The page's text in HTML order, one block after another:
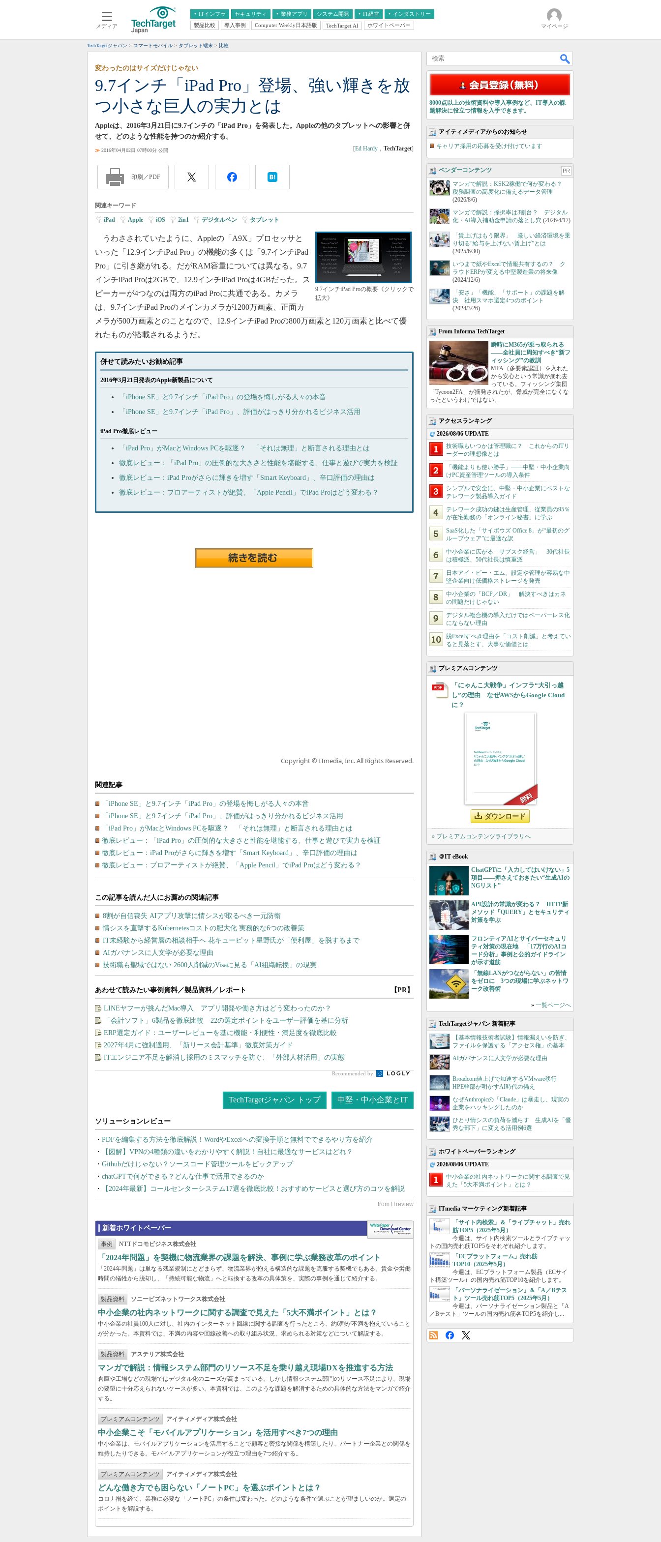
メディア
ITインフラ
クラウド
スマートモバイル
ネットワーク
システム運用管理
セキュリティ 業務アプリ
エンタープライズAI
ERP
CX
情報系システム
システム開発 IT経営
経営とIT
インダストリー
医療IT
製品比較 導入事例 Computer Weekly日本語版 TechTarget.AI ホワイトペーパー マイページ
TechTargetジャパン スマートモバイル タブレット端末 比較
9.7インチ「iPad Pro」登場、強い輝きを放
つ小さな巨人の実力とは
変わったのはサイズだけじゃない
Appleは、2016年3月21日に9.7インチの「iPad Pro」を発表した。Appleの他のタブレットへの影響と併
せて、どのような性能を持つのか紹介する。
≫ 2016年04月02日 07時00分 公開 [Ed Hardy ， TechTarget]
印刷／PDF
関連キーワード
iPad Apple iOS 2in1 デジタルペン タブレット
9.7インチiPad Proの概要《クリックで
拡大》
うわさされていたように、Appleの「A9X」プロセッサと
いった「12.9インチiPad Pro」の機能の多くは「9.7インチiPad
Pro」に引き継がれる。だがRAM容量については異なる。9.7
インチiPad Proは2GBで、12.9インチiPad Proは4GBだった。ス
ピーカーが4つなのは両方のiPad Proに共通である。カメラ
は、9.7インチiPad Proのメインカメラが1200万画素、正面カ
メラが500万画素とのことなので、12.9インチiPad Proの800万画素と120万画素と比べて優
れたものが搭載されるようだ。
併せて読みたいお勧め記事
2016年3月21日発表のApple新製品について
「iPhone SE」と9.7インチ「iPad Pro」の登場を悔しがる人々の本音
「iPhone SE」と9.7インチ「iPad Pro」、評価がはっきり分かれるビジネス活用
iPad Pro徹底レビュー
「iPad Pro」がMacとWindows PCを駆逐？ 「それは無理」と断言される理由とは
徹底レビュー：「iPad Pro」の圧倒的な大きさと性能を堪能する、仕事と遊びで実力を検証
徹底レビュー：iPad Proがさらに輝きを増す「Smart Keyboard」、辛口評価の理由は
徹底レビュー：プロアーティストが絶賛、「Apple Pencil」でiPad Proはどう変わる？
Copyright © ITmedia, Inc. All Rights Reserved.
関連記事
「iPhone SE」と9.7インチ「iPad Pro」の登場を悔しがる人々の本音
「iPhone SE」と9.7インチ「iPad Pro」、評価がはっきり分かれるビジネス活用
「iPad Pro」がMacとWindows PCを駆逐？ 「それは無理」と断言される理由とは
徹底レビュー：「iPad Pro」の圧倒的な大きさと性能を堪能する、仕事と遊びで実力を検証
徹底レビュー：iPad Proがさらに輝きを増す「Smart Keyboard」、辛口評価の理由は
徹底レビュー：プロアーティストが絶賛、「Apple Pencil」でiPad Proはどう変わる？
あわせて読みたい事例資料／製品資料／レポート 【PR】
LINEヤフーが挑んだMac導入 アプリ開発や働き方はどう変わったのか？
「会計ソフト」6製品を徹底比較 22の選定ポイントをユーザー評価を基に分析
ERP選定ガイド：ユーザーレビューを基に機能・利便性・満足度を徹底比較
2027年4月に強制適用、「新リース会計基準」徹底対策ガイド
ITエンジニア不足を解消し採用のミスマッチを防ぐ、「外部人材活用」の実態
Recommended by
TechTargetジャパン トップ 中堅・中小企業とIT
PDFを編集する方法を徹底解説！WordやExcelへの変換手順と無料でできるやり方を紹介
【図解】VPNの4種類の違いをわかりやすく解説！自社に最適なサービスはどれ？
Githubだけじゃない？ソースコード管理ツールをピックアップ
chatGPTで何ができる？どんな仕事で活用できるのか
【2024年最新】コールセンターシステム17選を徹底比較！おすすめサービスと選び方のコツを解説
新着ホワイトペーパー
事例 NTTドコモビジネス株式会社
「2024年問題」を契機に物流業界の課題を解決、事例に学ぶ業務改革のポイント
「2024年問題」は単なる残業規制にとどまらず、物流業界が抱える構造的な課題を克服する契機でもある。賃金や労働
時間の犠牲から脱却し、「持続可能な物流」へと転換する改革の具体策を、実際の事例を通じて紹介する。
製品資料 ソニービズネットワークス株式会社
中小企業の社内ネットワークに関する調査で見えた「5大不満ポイント」とは？
中小企業の社員100人に対し、社内のインターネット回線に関する調査を行ったところ、約6割が不満を抱えていること
が分かった。本資料では、不満の内容や回線改善への取り組み状況、求められる対策などについて解説する。
製品資料 アステリア株式会社
マンガで解説：情報システム部門のリソース不足を乗り越え現場DXを推進する方法
倉庫や工場などの現場ではデジタル化のニーズが高まっている。しかし情報システム部門のリソース不足により、現場
の要望に十分応えられないケースが多い。本資料では、このような課題を解消するための具体的な方法をマンガで紹介
する。
プレミアムコンテンツ アイティメディア株式会社
中小企業こそ「モバイルアプリケーション」を活用すべき7つの理由
中小企業は、モバイルアプリケーションを活用することで顧客と密接な関係を構築したり、パートナー企業との関係を
維持したりできる。モバイルアプリケーションが役立つ理由を7つ紹介する。
プレミアムコンテンツ アイティメディア株式会社
どんな働き方でも困らない「ノートPC」を選ぶポイントとは？
コロナ禍を経て、業務に必要な「ノートPC」の条件は変わった。どのような条件で選ぶことが望ましいのか。選定の
ポイントを解説する。
8000点以上の技術資料や導入事例など、IT導入の課
題解決に役立つ情報を入手できます。
アイティメディアからのお知らせ
キャリア採用の応募を受け付けています
ベンダーコンテンツ PR
マンガで解説：KSK2稼働で何が変わる？
税務調査の高度化に備えるデータ管理
(2026/8/6)
マンガで解説：採択率は3割台？ デジタル
化・AI導入補助金申請の落とし穴 (2026/4/17)
「賃上げはもう限界」 厳しい経済環境を乗
り切る“給与を上げない賃上げ”とは
(2025/6/30)
いつまで紙やExcelで情報共有するの？ ク
ラウドERPが変える中堅製造業の将来像
(2024/12/6)
「安さ」「機能」「サポート」の課題を解
決 社用スマホ選定4つのポイント
(2024/3/26)
From Informa TechTarget
瞬時にM365が乗っ取られる
――全社員に周知すべき“新フ
ィッシング”の教訓
MFA（多要素認証）を入れた
から安心という常識が崩れ去
っている。フィッシング集団
「Tycoon2FA」が摘発されたが、脅威が完全になくな
ったというわけではない。
アクセスランキング
2026/08/06 UPDATE
技術職もいつかは管理職に？ これからのITリ
ーダーの理想像とは
「機能よりも使い勝手」――中堅・中小企業向
けPC資産管理ツールの導入条件
シンプルで安全に、中堅・中小企業にベストな
テレワーク製品導入ガイド
テレワーク成功の鍵は生産管理、従業員の95％
が在宅勤務の「オンライン秘書」に学ぶ
SaaS化した「サイボウズ Office 8」が“最初のグ
ループウェア”に最適な訳
中小企業に広がる「サブスク経営」 30代社長
は積極派、50代社長は慎重派
日本アイ・ビー・エム、設定や管理が容易な中
堅企業向け低価格ストレージを発売
中小企業の「BCP／DR」 解決すべきはカネ
の問題だけじゃない
デジタル複合機の導入だけではペーパーレス化
にならない理由
脱Excelすべき理由を「コスト削減」と考えてい
ると見落とす、大事な価値とは
プレミアムコンテンツ
「にゃんこ大戦争」インフラ“大引っ越
し”の理由 なぜAWSからGoogle Cloud
に？
ダウンロード
» プレミアムコンテンツライブラリへ
＠IT eBook
ChatGPTに「入力してはいけない」5
項目――押さえておきたい“生成AIの
NGリスト”
API設計の常識が変わる？ HTTP新
メソッド「QUERY」とセキュリティ
対策を学ぶ
フロンティアAIとサイバーセキュリ
ティ対策の現在地 「17万行のAIコ
ード分析」事例と公的ガイドライン
が示す道筋
「無線LANがつながらない」の苦情
をゼロに 3つの現場に学ぶネットワ
ーク改善術
» 一覧ページへ
TechTargetジャパン 新着記事
【基本情報技術者試験】情報漏えいを防ぎ、
ファイルを保護する「アクセス権」の基本
AIガバナンスに人文学が必要な理由
Broadcom値上げで加速するVMware移行
HPE幹部が明かすAI時代の備え
なぜAnthropicの「Claude」は暴走し、現実の
企業をハッキングしたのか
ひとり情シスの負荷を減らす 生成AIを「優
秀な部下」に変える活用例6選
ホワイトペーパーランキング
2026/08/06 UPDATE
中小企業の社内ネットワークに関する調査で見
えた「5大不満ポイント」とは？
ITmedia マーケティング新着記事
「サイト内検索」＆「ライブチャット」売れ
筋TOP5（2025年5月）
今週は、サイト内検索ツールとライブチャッ
トの国内売れ筋TOP5をそれぞれ紹介します。
「ECプラットフォーム」売れ筋
TOP10（2025年5月）
今週は、ECプラットフォーム製品（ECサイ
ト構築ツール）の国内売れ筋TOP10を紹介します。
「パーソナライゼーション」＆「A／Bテス
ト」ツール売れ筋TOP5（2025年5月）
今週は、パーソナライゼーション製品と「A
／Bテスト」ツールの国内売れ筋各TOP5を紹介し...